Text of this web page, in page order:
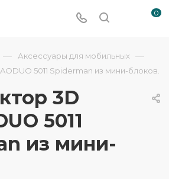
0
— Аксессуары для мобильных —
5011 Spiderman из мини-блоков.
3D
5011
из мини-